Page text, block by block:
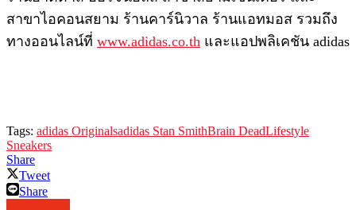
สาขาไอคอนสยาม ร้านคาร์นิวาล ร้านแอทมอส รวมถึง
ทางออนไลน์ที่ www.adidas.co.th และแอปพลิเคชัน adidas
Tags: adidas Originalsadidas Stan SmithBrain DeadLifestyle
Sneakers
Share
Tweet
Share